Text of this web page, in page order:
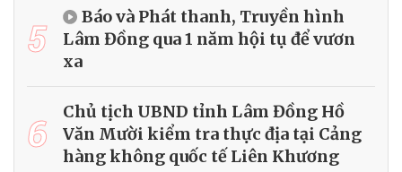
5
Báo và Phát thanh, Truyền hình
Lâm Đồng qua 1 năm hội tụ để vươn
xa
6
Chủ tịch UBND tỉnh Lâm Đồng Hồ
Văn Mười kiểm tra thực địa tại Cảng
hàng không quốc tế Liên Khương